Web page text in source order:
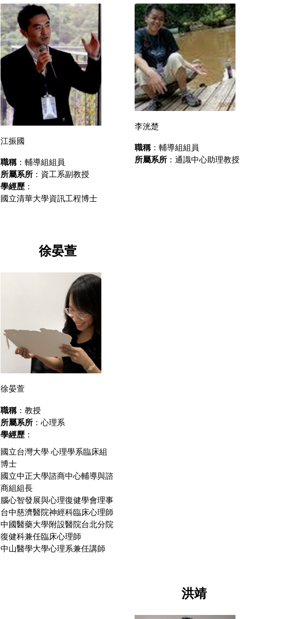
江振國
職稱：輔導組組員
所屬系所 ：資工系副教授
學經歷 ：
國立清華大學資訊工程博士
李洸楚
職稱：輔導組組員
所屬系所 ：通識中心助理教授
徐晏萱
徐晏萱
職稱：教授
所屬系所 ：心理系
學經歷 ：
國立台灣大學 心理學系臨床組
博士
國立中正大學諮商中心輔導與諮
商組組長
腦心智發展與心理復健學會理事
台中慈濟醫院神經科臨床心理師
中國醫藥大學附設醫院台北分院
復健科兼任臨床心理師
中山醫學大學心理系兼任講師
洪靖